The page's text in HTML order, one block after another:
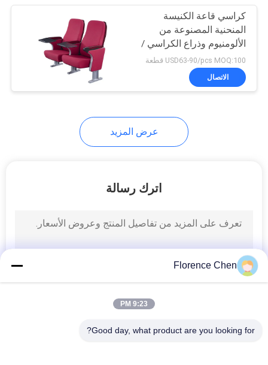
كراسي قاعة الكنيسة
المنحنية المصنوعة من
الألومنيوم وذراع الكراسي /
مقاعد القاعة الحمراء
المعتمدة من ISO
USD63-90/pcs MOQ:100 قطعة
الاتصال
عرض المزيد
اترك رسالة
Florence Chen
9:23 PM
Good day, what product are you looking for?